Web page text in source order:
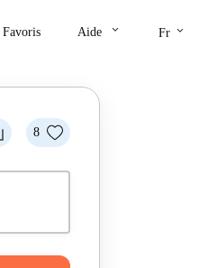
Favoris Aide keyboard_arrow_down Fr keyboard_arrow_down
8